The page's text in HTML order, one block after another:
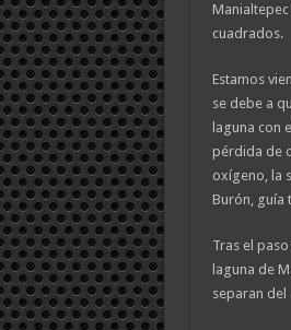
cuadrados.
Estamos
se debe a
laguna con
pérdida de
oxígeno, la
Burón, guía
Tras el
laguna de
separan del